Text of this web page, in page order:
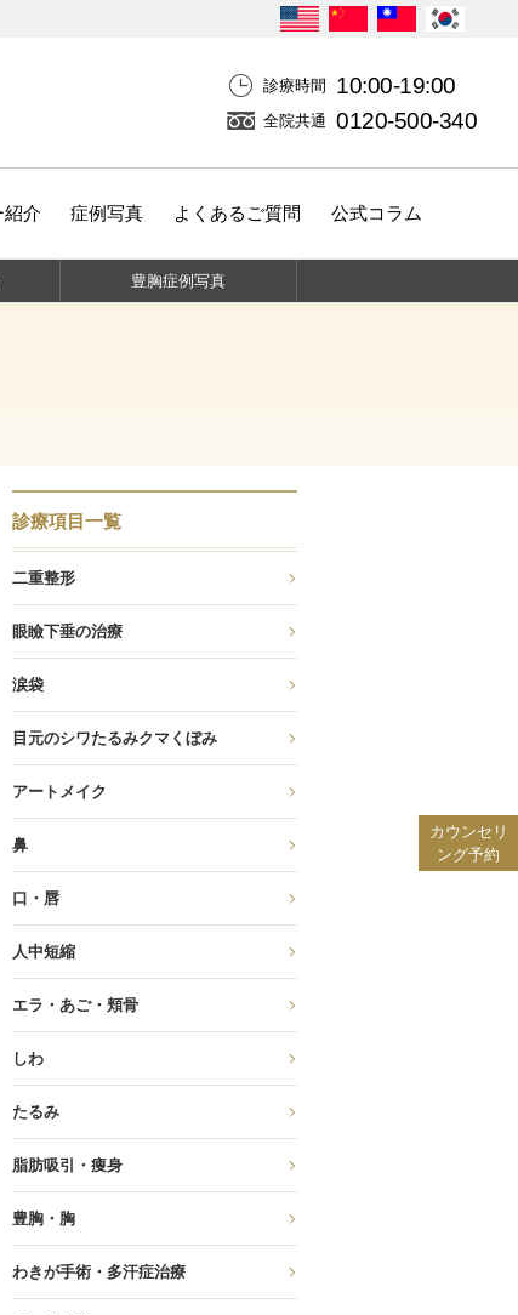
診療時間 10:00-19:00
全院共通 0120-500-340
紹介 症例写真 よくあるご質問 公式コラム
豊胸症例写真
診療項目一覧
二重整形
眼瞼下垂の治療
涙袋
目元のシワたるみクマくぼみ
アートメイク
鼻
口・唇
人中短縮
エラ・あご・頬骨
しわ
たるみ
脂肪吸引・痩身
豊胸・胸
わきが手術・多汗症治療
カウンセリ
ング予約